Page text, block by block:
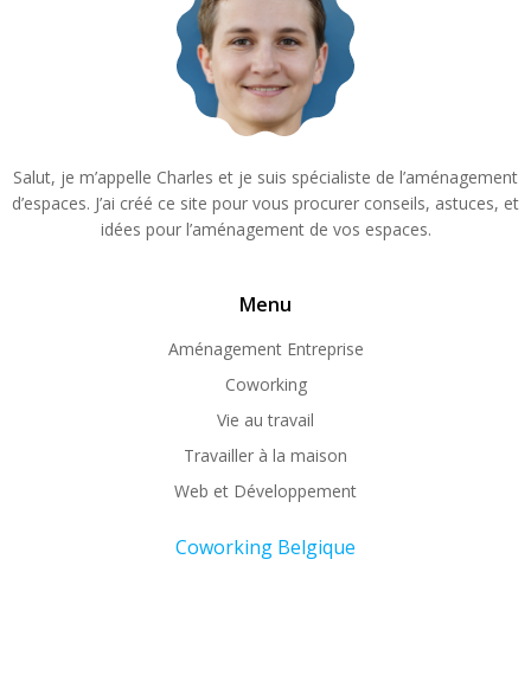
Salut, je m’appelle Charles et je suis spécialiste de l’aménagement
d’espaces. J’ai créé ce site pour vous procurer conseils, astuces, et
idées pour l’aménagement de vos espaces.
Menu
Aménagement Entreprise
Coworking
Vie au travail
Travailler à la maison
Web et Développement
Coworking Belgique